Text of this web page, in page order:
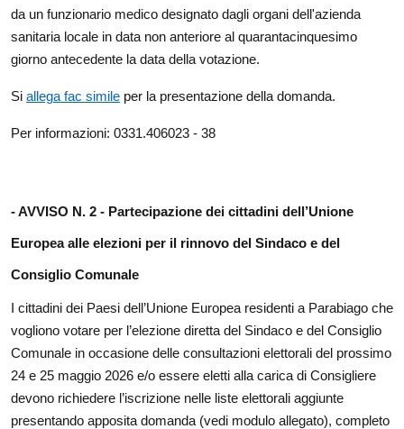
da un funzionario medico designato dagli organi dell'azienda
sanitaria locale in data non anteriore al quarantacinquesimo
giorno antecedente la data della votazione.
Si allega fac simile per la presentazione della domanda.
Per informazioni: 0331.406023 - 38
- AVVISO N. 2 - Partecipazione dei cittadini dell’Unione
Europea alle elezioni per il rinnovo del Sindaco e del
Consiglio Comunale
I cittadini dei Paesi dell’Unione Europea residenti a Parabiago che
vogliono votare per l’elezione diretta del Sindaco e del Consiglio
Comunale in occasione delle consultazioni elettorali del prossimo
24 e 25 maggio 2026 e/o essere eletti alla carica di Consigliere
devono richiedere l’iscrizione nelle liste elettorali aggiunte
presentando apposita domanda (vedi modulo allegato), completo